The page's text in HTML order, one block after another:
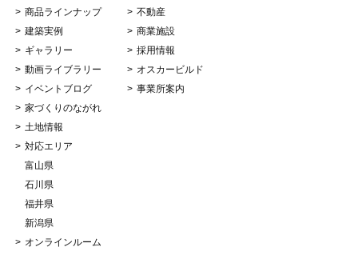
商品ラインナップ
建築実例
ギャラリー
動画ライブラリー
イベントブログ
家づくりのながれ
土地情報
対応エリア
富山県
石川県
福井県
新潟県
オンラインルーム
不動産
商業施設
採用情報
オスカービルド
事業所案内